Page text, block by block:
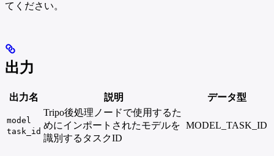
てください。
出力
出力名 説明 データ型
model
task_id
Tripo後処理ノードで使用するた
めにインポートされたモデルを
識別するタスクID
MODEL_TASK_ID